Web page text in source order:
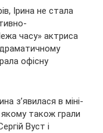
Ірина не стала
часу» актриса
офісну
з’явилася в міні-
якому також грали
Вуст і